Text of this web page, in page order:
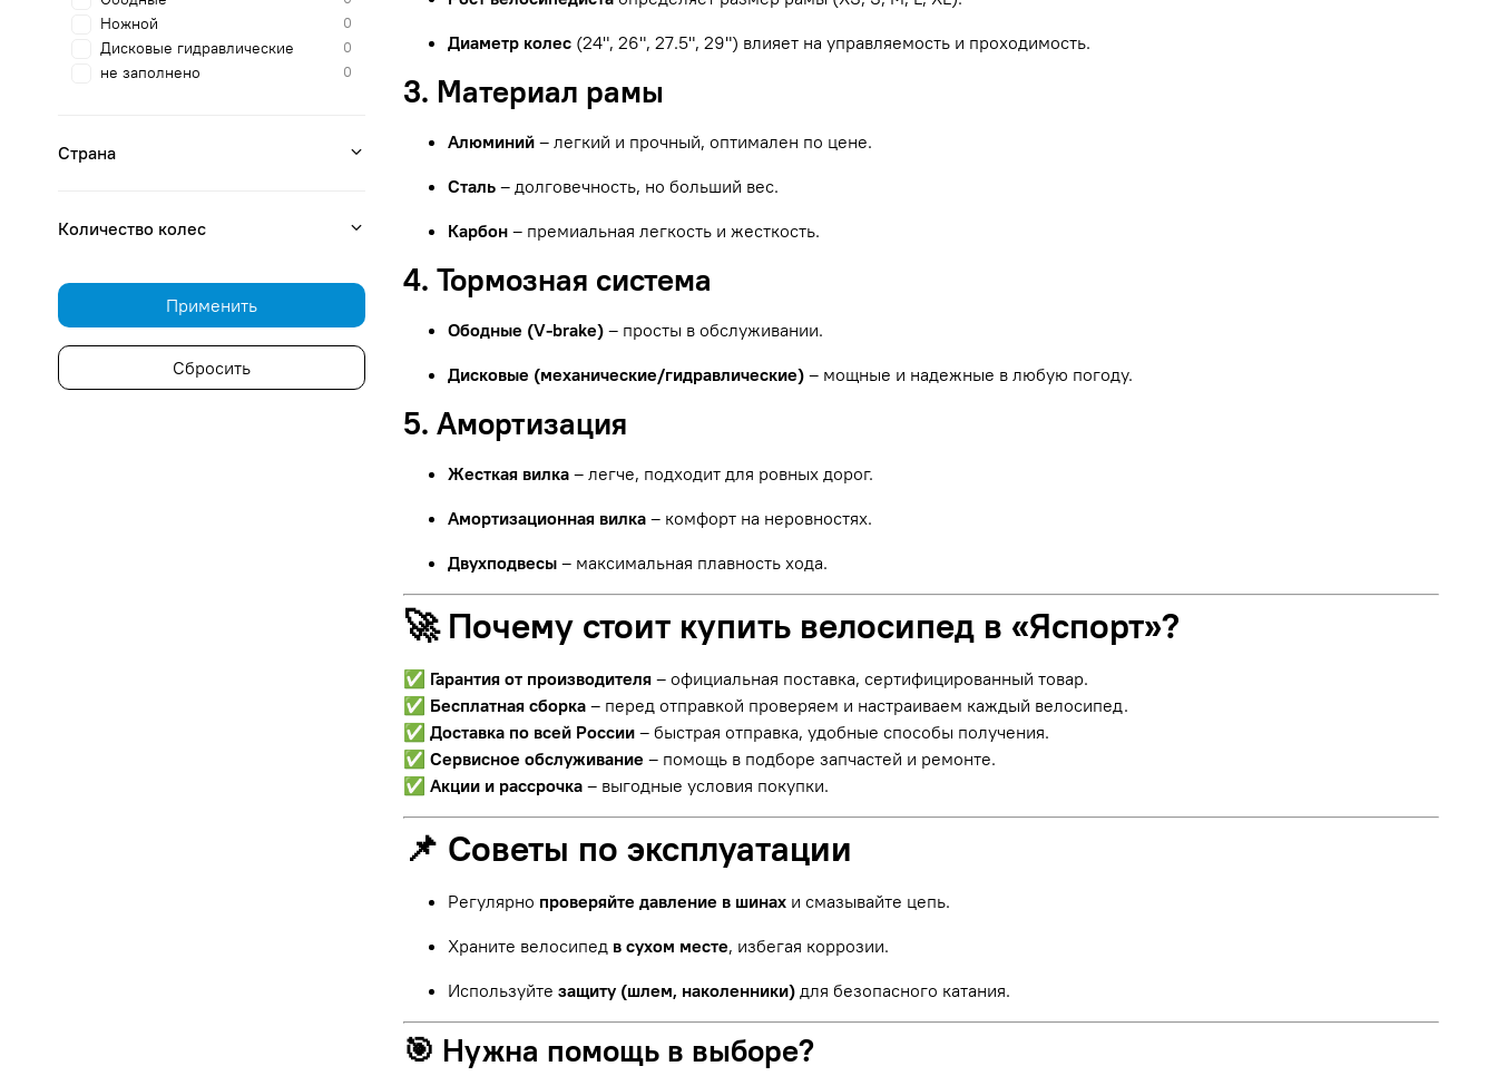
Диаметр колес (24", 26", 27.5", 29") влияет на управляемость и проходимость.
3. Материал рамы
Алюминий – легкий и прочный, оптимален по цене.
Сталь – долговечность, но больший вес.
Карбон – премиальная легкость и жесткость.
4. Тормозная система
Ободные (V-brake) – просты в обслуживании.
Дисковые (механические/гидравлические) – мощные и надежные в любую погоду.
5. Амортизация
Жесткая вилка – легче, подходит для ровных дорог.
Амортизационная вилка – комфорт на неровностях.
Двухподвесы – максимальная плавность хода.
🚀 Почему стоит купить велосипед в «Яспорт»?
✅ Гарантия от производителя – официальная поставка, сертифицированный товар.
✅ Бесплатная сборка – перед отправкой проверяем и настраиваем каждый велосипед.
✅ Доставка по всей России – быстрая отправка, удобные способы получения.
✅ Сервисное обслуживание – помощь в подборе запчастей и ремонте.
✅ Акции и рассрочка – выгодные условия покупки.
📌 Советы по эксплуатации
Регулярно проверяйте давление в шинах и смазывайте цепь.
Храните велосипед в сухом месте, избегая коррозии.
Используйте защиту (шлем, наколенники) для безопасного катания.
🎯 Нужна помощь в выборе?
Ножной 0
Дисковые гидравлические 0
не заполнено 0
Страна
Количество колес
Применить
Сбросить